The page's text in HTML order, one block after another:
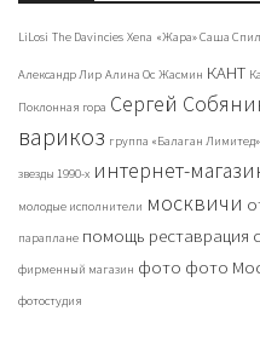
LiLosi The Davincies Xena «Жара» Саша
Александр Лир Алина Ос Жасмин КАНТ
Поклонная гора Сергей
варикоз группа «Балаган Лимитед»
звезды 1990-х интернет-
молодые исполнители москвичи
параплане помощь реставрация
фирменный магазин фото фото
фотостудия